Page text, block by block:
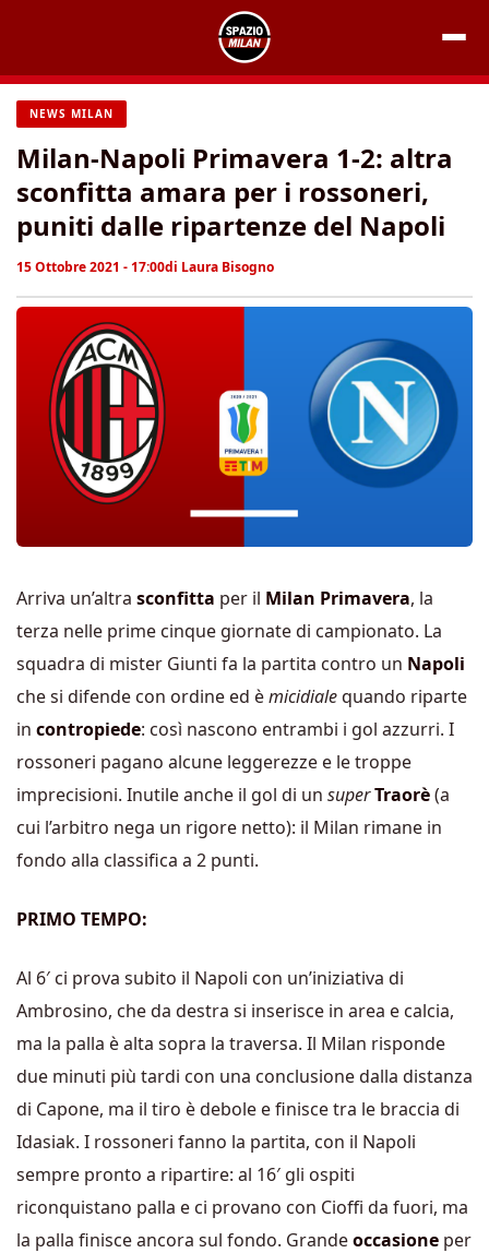
contenuto
NEWS MILAN
Milan-Napoli Primavera 1-2: altra
sconfitta amara per i rossoneri,
puniti dalle ripartenze del Napoli
15 Ottobre 2021 - 17:00di Laura Bisogno
Arriva un’altra sconfitta per il Milan Primavera, la
terza nelle prime cinque giornate di campionato. La
squadra di mister Giunti fa la partita contro un Napoli
che si difende con ordine ed èmicidialequando riparte
in contropiede: così nascono entrambi i gol azzurri. I
rossoneri pagano alcune leggerezze e le troppe
imprecisioni. Inutile anche il gol di un superTraorè(a
cui l’arbitro nega un rigore netto): il Milan rimane in
fondo alla classifica a 2 punti.
PRIMO TEMPO:
Al 6′ ci prova subito il Napoli con un’iniziativa di
Ambrosino, che da destra si inserisce in area e calcia,
ma la palla è alta sopra la traversa. Il Milan risponde
due minuti più tardi con una conclusione dalla distanza
di Capone, ma il tiro è debole e finisce tra le braccia di
Idasiak. I rossoneri fanno la partita, con il Napoli
sempre pronto a ripartire: al 16′ gli ospiti
riconquistano palla e ci provano con Cioffi da fuori, ma
la palla finisce ancora sul fondo. Grandeoccasione per